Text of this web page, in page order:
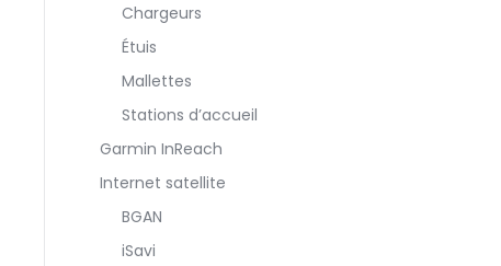
Chargeurs
Étuis
Mallettes
Stations d’accueil
Garmin InReach
Internet satellite
BGAN
iSavi